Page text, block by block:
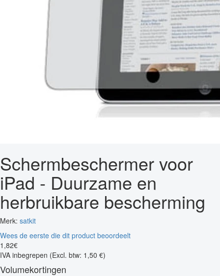
Schermbeschermer voor
iPad - Duurzame en
herbruikbare bescherming
Merk: satkit
Wees de eerste die dit product beoordeelt
1 ,82€
IVA inbegrepen (Excl. btw: 1,50 €)
Volumekortingen